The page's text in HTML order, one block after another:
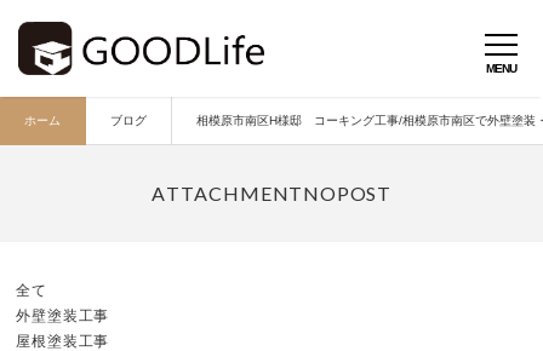
ホーム ブログ 相模原市南区H様邸 コーキング工事/相模原市南区で外壁塗装
全て
外壁塗装工事
屋根塗装工事